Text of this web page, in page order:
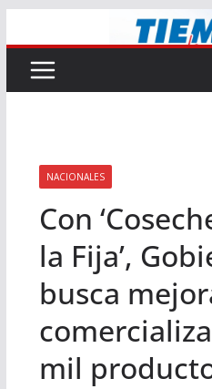
al
contenido
NACIONALES
Con
la Fija’,
busca
mil